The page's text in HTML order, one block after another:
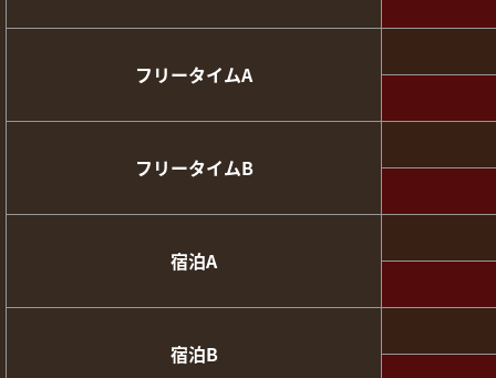
フリータイムA
フリータイムB
宿泊A
宿泊B